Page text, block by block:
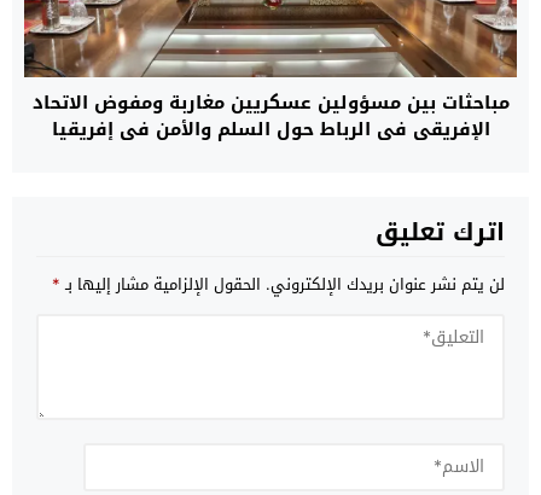
مباحثات بين مسؤولين عسكريين مغاربة ومفوض الاتحاد
الإفريقي في الرباط حول السلم والأمن في إفريقيا
اترك تعليق
لن يتم نشر عنوان بريدك الإلكتروني. الحقول الإلزامية مشار إليها بـ*